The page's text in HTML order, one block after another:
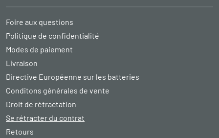
Foire aux questions
Politique de confidentialité
Modes de paiement
Livraison
Directive Européenne sur les batteries
Conditons générales de vente
Droit de rétractation
Se rétracter du contrat
Retours